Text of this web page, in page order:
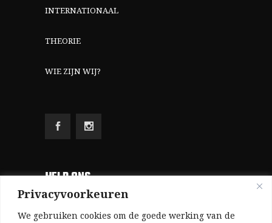
Privacyvoorkeuren
We gebruiken cookies om de goede werking van de
INTERNATIONAAL
THEORIE
WIE ZIJN WIJ?
HELP ONS
Aangezien we volledig zelf gefinancierd zijn